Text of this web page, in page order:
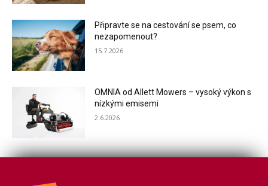
Připravte se na cestování se psem, co
nezapomenout?
15.7.2026
OMNIA od Allett Mowers – vysoký výkon s
nízkými emisemi
2.6.2026